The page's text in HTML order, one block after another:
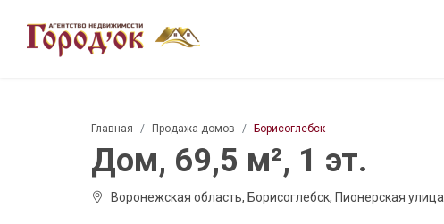
Главная Продажа домов Борисоглебск
Дом, 69,5 м², 1 эт.
Воронежская область, Борисоглебск, Пионерская улица